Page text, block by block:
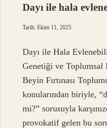
Dayı ile hala
Tarih: Ekim 11, 2025
Dayı ile Hala
Genetiği ve
Beyin Fırtınası
konularından biriyle,
mi?” sorusuyla
provokatif gelen bu